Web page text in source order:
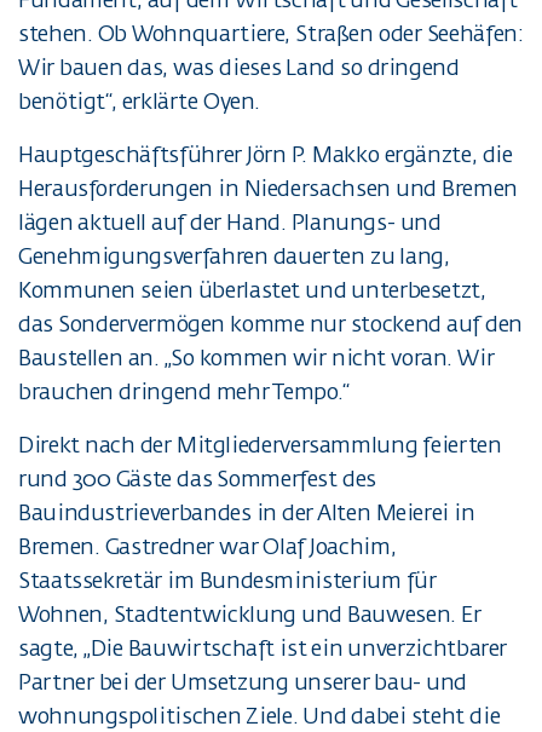
stehen. Ob Wohnquartiere, Straßen oder Seehäfen:
Wir bauen das, was dieses Land so dringend
benötigt“, erklärte Oyen.
Hauptgeschäftsführer Jörn P. Makko ergänzte, die
Herausforderungen in Niedersachsen und Bremen
lägen aktuell auf der Hand. Planungs- und
Genehmigungsverfahren dauerten zu lang,
Kommunen seien überlastet und unterbesetzt,
das Sondervermögen komme nur stockend auf den
Baustellen an. „So kommen wir nicht voran. Wir
brauchen dringend mehr Tempo.“
Direkt nach der Mitgliederversammlung feierten
rund 300 Gäste das Sommerfest des
Bauindustrieverbandes in der Alten Meierei in
Bremen. Gastredner war Olaf Joachim,
Staatssekretär im Bundesministerium für
Wohnen, Stadtentwicklung und Bauwesen. Er
sagte, „Die Bauwirtschaft ist ein unverzichtbarer
Partner bei der Umsetzung unserer bau- und
wohnungspolitischen Ziele. Und dabei steht die